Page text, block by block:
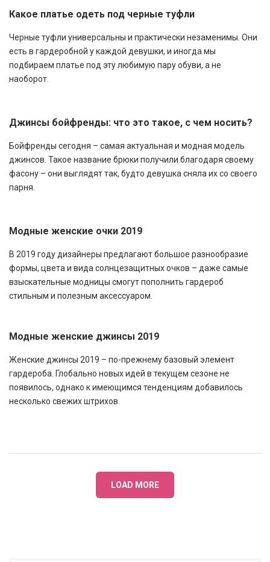
Какое платье одеть под черные туфли
Черные туфли универсальны и практически незаменимы. Они
есть в гардеробной у каждой девушки, и иногда мы
подбираем платье под эту любимую пару обуви, а не
наоборот.
Джинсы бойфренды: что это такое, с чем носить?
Бойфренды сегодня – самая актуальная и модная модель
джинсов. Такое название брюки получили благодаря своему
фасону – они выглядят так, будто девушка сняла их со своего
парня.
Модные женские очки 2019
В 2019 году дизайнеры предлагают большое разнообразие
формы, цвета и вида солнцезащитных очков – даже самые
взыскательные модницы смогут пополнить гардероб
стильным и полезным аксессуаром.
Модные женские джинсы 2019
Женские джинсы 2019 – по-прежнему базовый элемент
гардероба. Глобально новых идей в текущем сезоне не
появилось, однако к имеющимся тенденциям добавилось
несколько свежих штрихов.
LOAD MORE